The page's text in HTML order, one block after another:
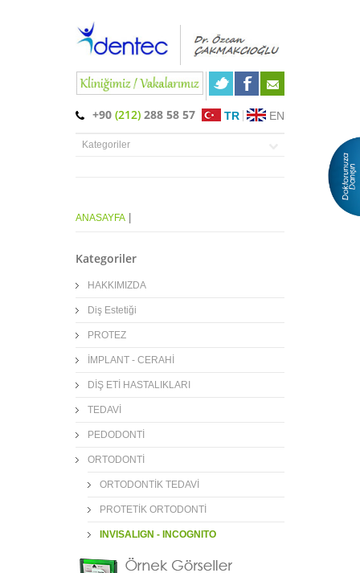
+90 (212) 288 58 57 TR EN
ANASAYFA
Kategoriler
HAKKIMIZDA
Diş Estetiği
PROTEZ
İMPLANT - CERAHİ
DİŞ ETİ HASTALIKLARI
TEDAVİ
PEDODONTİ
ORTODONTİ
ORTODONTİK TEDAVİ
PROTETİK ORTODONTİ
INVISALIGN - INCOGNITO